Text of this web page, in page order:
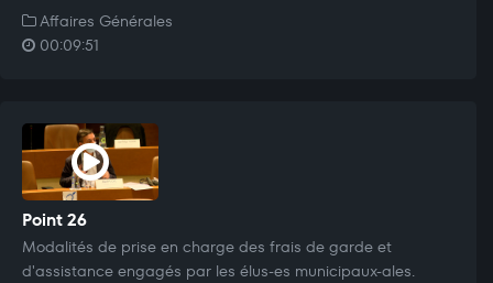
Affaires Générales
00:09:51
Point 26
Modalités de prise en charge des frais de garde et
d'assistance engagés par les élus-es municipaux-ales.